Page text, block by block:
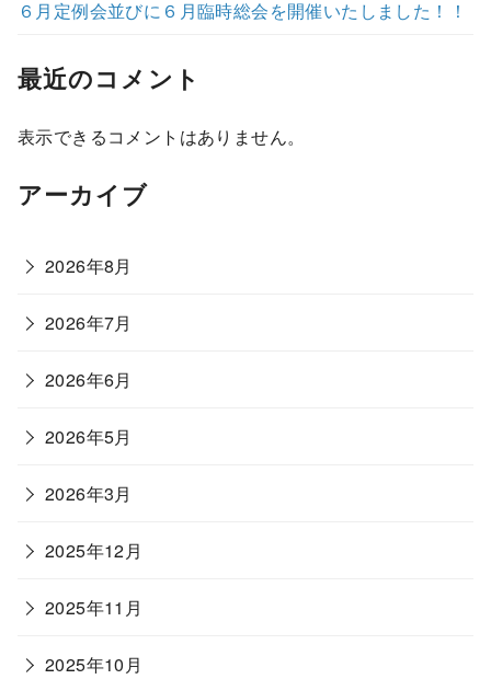
６月定例会並びに６月臨時総会を開催いたしました！！
最近のコメント
表示できるコメントはありません。
アーカイブ
2026年8月
2026年7月
2026年6月
2026年5月
2026年3月
2025年12月
2025年11月
2025年10月